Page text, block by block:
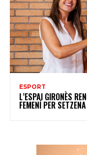
ESPORT
L’ESPAI GIRONÈS
FEMENÍ PER